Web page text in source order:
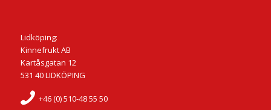
Lidköping:
Kinnefrukt AB
Kartåsgatan 12
531 40 LIDKÖPING
+46 (0) 510-48 55 50